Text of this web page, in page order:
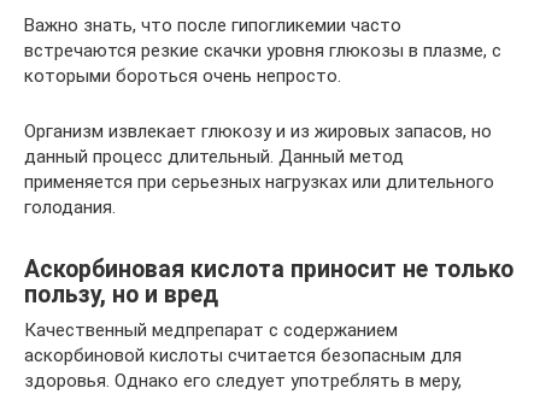
Важно знать, что после гипогликемии часто
встречаются резкие скачки уровня глюкозы в плазме, с
которыми бороться очень непросто.
Организм извлекает глюкозу и из жировых запасов, но
данный процесс длительный. Данный метод
применяется при серьезных нагрузках или длительного
голодания.
Аскорбиновая кислота приносит не только
пользу, но и вред
Качественный медпрепарат с содержанием
аскорбиновой кислоты считается безопасным для
здоровья. Однако его следует употреблять в меру,